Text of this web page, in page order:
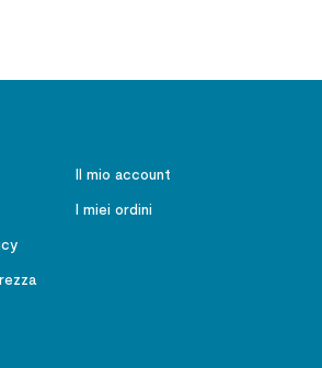
Il mio account
I miei ordini